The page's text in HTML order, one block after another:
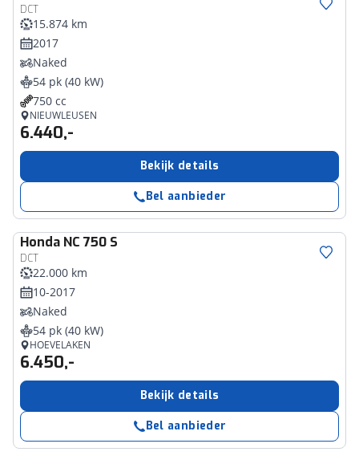
DCT
15.874 km
2017
Naked
54 pk (40 kW)
750 cc
NIEUWLEUSEN
6.440,-
Bekijk details
Bel aanbieder
Honda NC 750 S
DCT
22.000 km
10-2017
Naked
54 pk (40 kW)
HOEVELAKEN
6.450,-
Bekijk details
Bel aanbieder